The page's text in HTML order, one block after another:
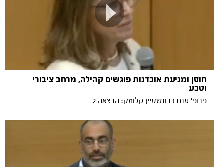
חוסן ומניעת אובדנות פוגשים קהילה, מרחב ציבורי
וטבע
פרופ׳ ענת ברונשטיין קלומק: הרצאה 2